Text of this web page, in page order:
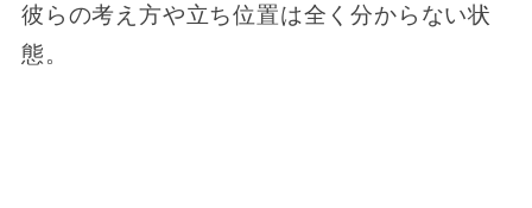
彼らの考え方や立ち位置は全く分からない状
態。